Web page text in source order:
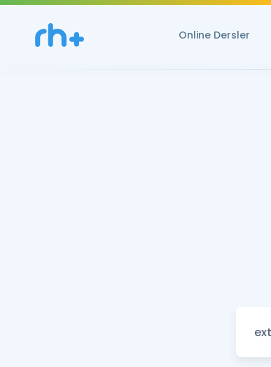
Online Dersler